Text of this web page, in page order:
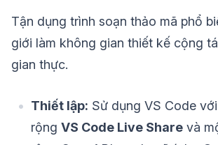
Tận dụng trình soạn thảo mã phổ
giới làm không gian thiết kế cộng
gian thực.
Thiết lập: Sử dụng VS Code
rộng VS Code Live Share và